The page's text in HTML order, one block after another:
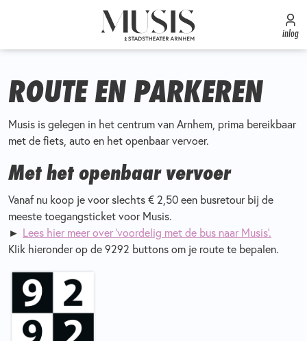
inlog
ROUTE EN PARKEREN
Musis is gelegen in het centrum van Arnhem, prima bereikbaar
met de fiets, auto en het openbaar vervoer.
Met het openbaar vervoer
Vanaf nu koop je voor slechts € 2,50 een busretour bij de
meeste toegangsticket voor Musis.
► Lees hier meer over 'voordelig met de bus naar Musis'.
Klik hieronder op de 9292 buttons om je route te bepalen.